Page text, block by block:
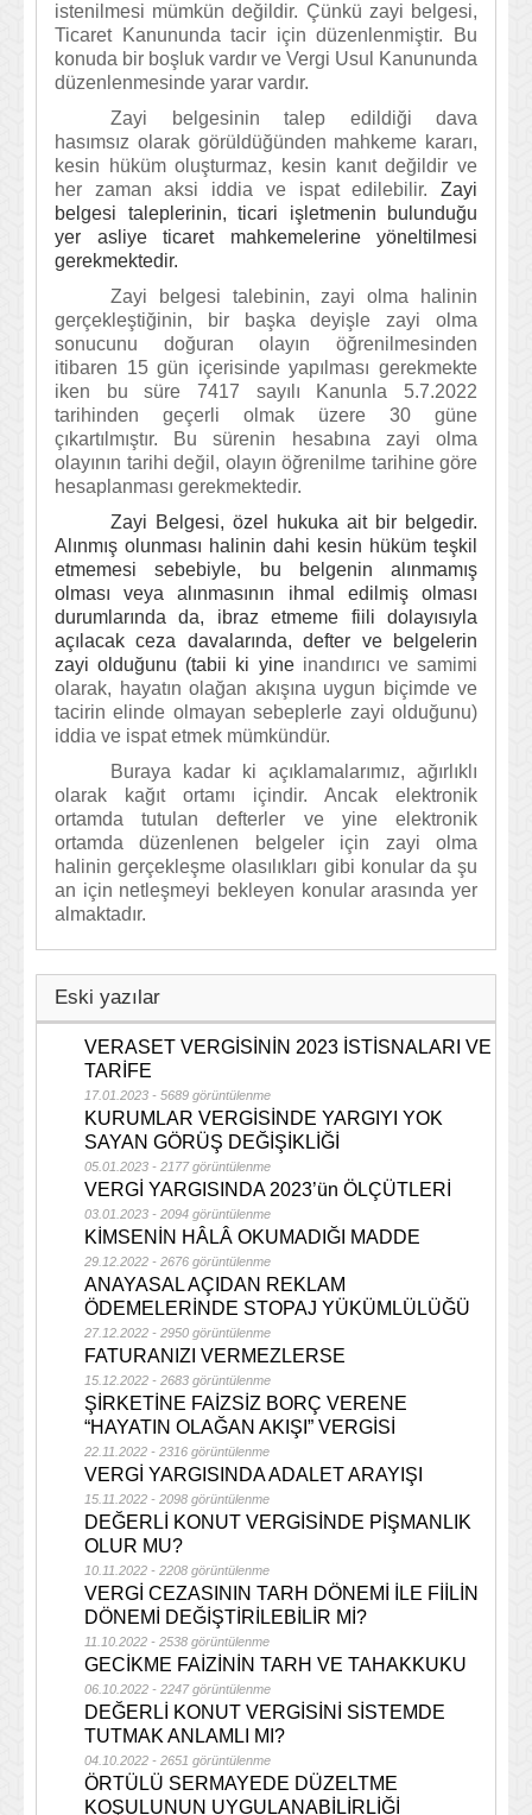
istenilmesi mümkün değildir. Çünkü zayi belgesi,
Ticaret Kanununda tacir için düzenlenmiştir. Bu
konuda bir boşluk vardır ve Vergi Usul Kanununda
düzenlenmesinde yarar vardır.
Zayi belgesinin talep edildiği dava
hasımsız olarak görüldüğünden mahkeme kararı,
kesin hüküm oluşturmaz, kesin kanıt değildir ve
her zaman aksi iddia ve ispat edilebilir. Zayi
belgesi taleplerinin, ticari işletmenin bulunduğu
yer asliye ticaret mahkemelerine yöneltilmesi
gerekmektedir.
Zayi belgesi talebinin, zayi olma halinin
gerçekleştiğinin, bir başka deyişle zayi olma
sonucunu doğuran olayın öğrenilmesinden
itibaren 15 gün içerisinde yapılması gerekmekte
iken bu süre 7417 sayılı Kanunla 5.7.2022
tarihinden geçerli olmak üzere 30 güne
çıkartılmıştır. Bu sürenin hesabına zayi olma
olayının tarihi değil, olayın öğrenilme tarihine göre
hesaplanması gerekmektedir.
Zayi Belgesi, özel hukuka ait bir belgedir.
Alınmış olunması halinin dahi kesin hüküm teşkil
etmemesi sebebiyle, bu belgenin alınmamış
olması veya alınmasının ihmal edilmiş olması
durumlarında da, ibraz etmeme fiili dolayısıyla
açılacak ceza davalarında, defter ve belgelerin
zayi olduğunu (tabii ki yine inandırıcı ve samimi
olarak, hayatın olağan akışına uygun biçimde ve
tacirin elinde olmayan sebeplerle zayi olduğunu)
iddia ve ispat etmek mümkündür.
Buraya kadar ki açıklamalarımız, ağırlıklı
olarak kağıt ortamı içindir. Ancak elektronik
ortamda tutulan defterler ve yine elektronik
ortamda düzenlenen belgeler için zayi olma
halinin gerçekleşme olasılıkları gibi konular da şu
an için netleşmeyi bekleyen konular arasında yer
almaktadır.
Eski yazılar
VERASET VERGİSİNİN 2023 İSTİSNALARI VE
TARİFE
17.01.2023 - 5689 görüntülenme
KURUMLAR VERGİSİNDE YARGIYI YOK
SAYAN GÖRÜŞ DEĞİŞİKLİĞİ
05.01.2023 - 2177 görüntülenme
VERGİ YARGISINDA 2023’ün ÖLÇÜTLERİ
03.01.2023 - 2094 görüntülenme
KİMSENİN HÂLÂ OKUMADIĞI MADDE
29.12.2022 - 2676 görüntülenme
ANAYASAL AÇIDAN REKLAM
ÖDEMELERİNDE STOPAJ YÜKÜMLÜLÜĞÜ
27.12.2022 - 2950 görüntülenme
FATURANIZI VERMEZLERSE
15.12.2022 - 2683 görüntülenme
ŞİRKETİNE FAİZSİZ BORÇ VERENE
“HAYATIN OLAĞAN AKIŞI” VERGİSİ
22.11.2022 - 2316 görüntülenme
VERGİ YARGISINDA ADALET ARAYIŞI
15.11.2022 - 2098 görüntülenme
DEĞERLİ KONUT VERGİSİNDE PİŞMANLIK
OLUR MU?
10.11.2022 - 2208 görüntülenme
VERGİ CEZASININ TARH DÖNEMİ İLE FİİLİN
DÖNEMİ DEĞİŞTİRİLEBİLİR Mİ?
11.10.2022 - 2538 görüntülenme
GECİKME FAİZİNİN TARH VE TAHAKKUKU
06.10.2022 - 2247 görüntülenme
DEĞERLİ KONUT VERGİSİNİ SİSTEMDE
TUTMAK ANLAMLI MI?
04.10.2022 - 2651 görüntülenme
ÖRTÜLÜ SERMAYEDE DÜZELTME
KOŞULUNUN UYGULANABİLİRLİĞİ